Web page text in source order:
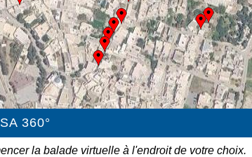
360°
la balade virtuelle à l'endroit de votre choix.